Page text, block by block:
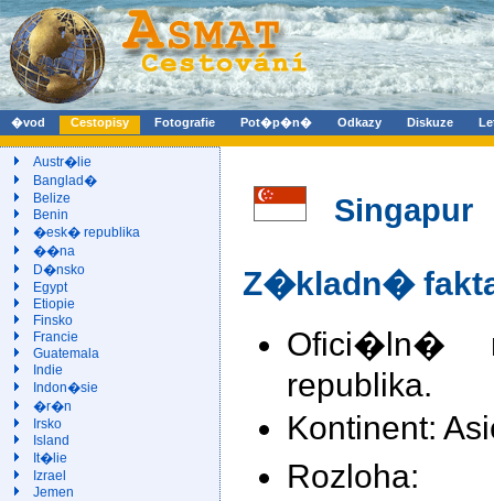
�vod Cestopisy Fotografie Pot�p�n� Odkazy Diskuze
Austr�lie
Banglad�
Belize
Benin
�esk� republika
��na
D�nsko
Egypt
Etiopie
Finsko
Francie
Guatemala
Indie
Indon�sie
�r�n
Irsko
Island
It�lie
Izrael
Jemen
Singapur
Z�kladn�
Ofici�ln�
republika.
Kontinent:
Rozloha: